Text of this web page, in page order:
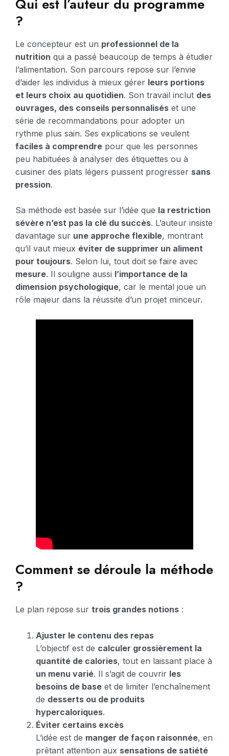
Qui est l’auteur du programme
?
Le concepteur est un professionnel de la
nutrition qui a passé beaucoup de temps à étudier
l’alimentation. Son parcours repose sur l’envie
d’aider les individus à mieux gérer leurs portions
et leurs choix au quotidien. Son travail inclut des
ouvrages, des conseils personnalisés et une
série de recommandations pour adopter un
rythme plus sain. Ses explications se veulent
faciles à comprendre pour que les personnes
peu habituées à analyser des étiquettes ou à
cuisiner des plats légers puissent progresser sans
pression.
Sa méthode est basée sur l’idée que la restriction
sévère n’est pas la clé du succès. L’auteur insiste
davantage sur une approche flexible, montrant
qu’il vaut mieux éviter de supprimer un aliment
pour toujours. Selon lui, tout doit se faire avec
mesure. Il souligne aussi l’importance de la
dimension psychologique, car le mental joue un
rôle majeur dans la réussite d’un projet minceur.
Comment se déroule la méthode
?
Le plan repose sur trois grandes notions :
Ajuster le contenu des repas
L’objectif est de calculer grossièrement la
quantité de calories, tout en laissant place à
un menu varié. Il s’agit de couvrir les
besoins de base et de limiter l’enchaînement
de desserts ou de produits
hypercaloriques.
Éviter certains excès
L’idée est de manger de façon raisonnée, en
prêtant attention aux sensations de satiété